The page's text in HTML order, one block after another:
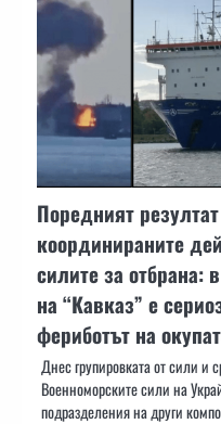
Поредният
координираните
силите за отбрана:
на “Кавказ” е
фериботът на
Днес групировката от сили и
Военноморските сили на
подразделения на други